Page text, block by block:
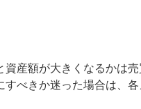
産額が大きくなるかは
べきか迷った場合は、